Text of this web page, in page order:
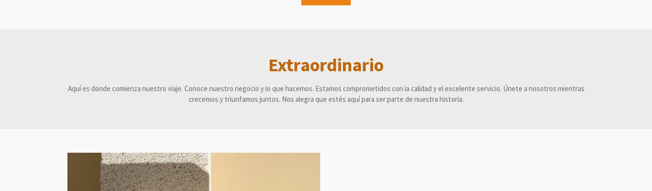
Extraordinario
Aquí es donde comienza nuestro viaje. Conoce nuestro negocio y lo que hacemos. Estamos comprometidos con la calidad y el excelente servicio. Únete a nosotros mientras
crecemos y triunfamos juntos. Nos alegra que estés aquí para ser parte de nuestra historia.